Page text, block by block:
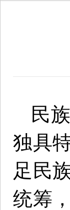
民
独具
足民
统筹